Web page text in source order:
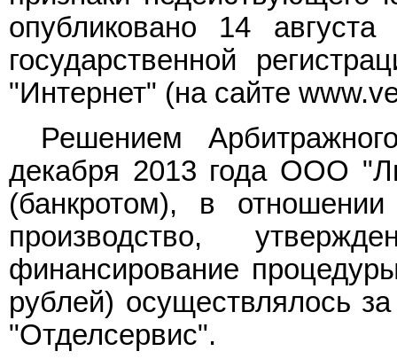
опубликовано 14
государственной
"Интернет" (на сайте
Решением
декабря 2013 года ООО
(банкротом), в
производство,
финансирование
рублей) осуществлялось
"Отделсервис".